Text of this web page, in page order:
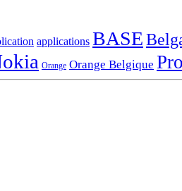
applications BASE
Orange Orange Belgique